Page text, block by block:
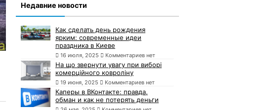
Недавние новости
Как сделать день рождения
ярким: современные идеи
праздника в Киеве
16 июля, 2025 Комментариев нет
На що звернути увагу при виборі
комерційного ковроліну
19 июня, 2025 Комментариев нет
Каперы в ВКонтакте: правда,
обман и как не потерять деньги